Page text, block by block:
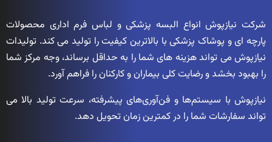
شرکت نیازپوش انواع البسه پزشکی و لباس فرم اداری محصولات
پارچه ای و پوشاک پزشکی با بالاترین کیفیت را تولید می کند. تولیدات
نیازپوش می تواند هزینه های شما را به حداقل برساند، وجه مرکز شما
را بهبود بخشد و رضایت کلی بیماران و کارکنان را فراهم آورد.
نیازپوش با سیستم‌ها و فن‌آوری‌های پیشرفته، سرعت تولید بالا می
تواند سفارشات شما را در کمترین زمان تحویل دهد.